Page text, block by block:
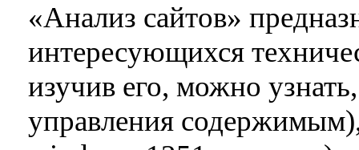
«Анализ сайтов»
интересующихся
изучив его, можно
управления